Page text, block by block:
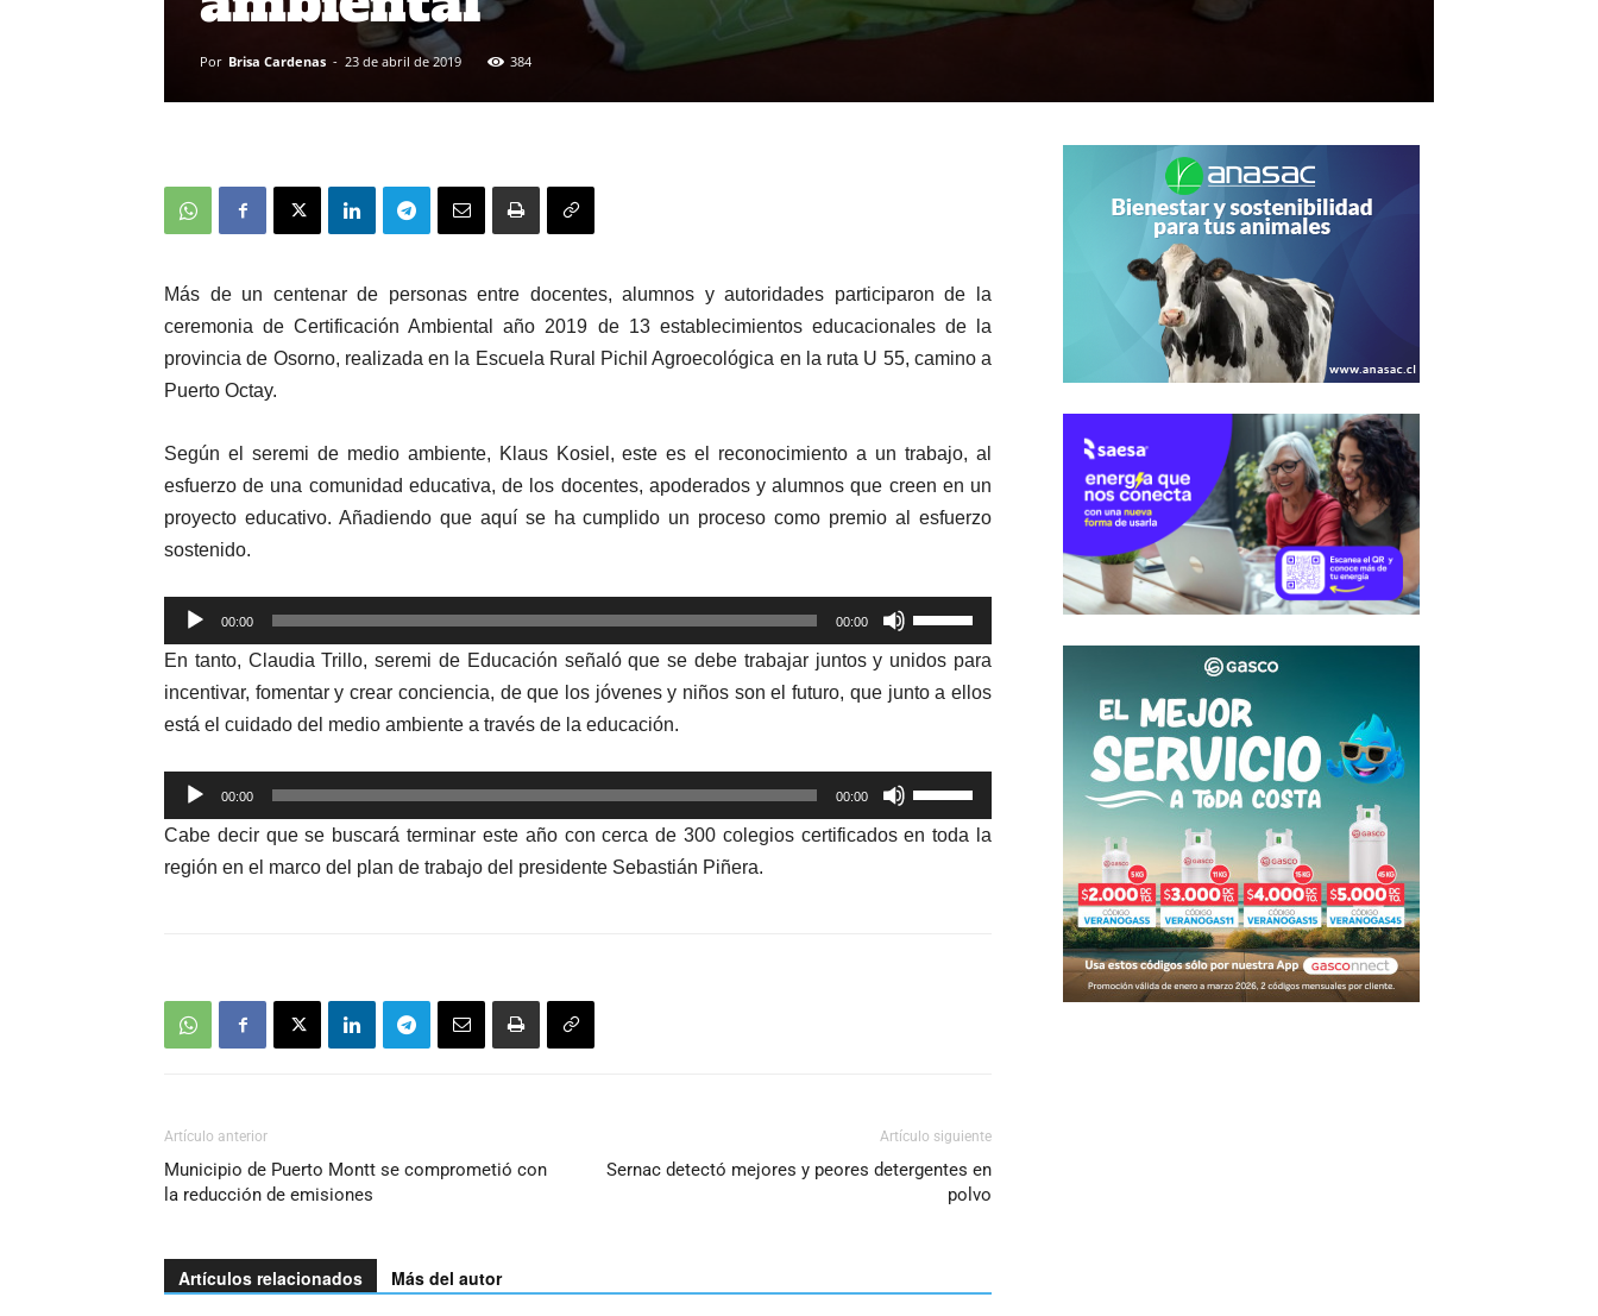
Por Brisa Cardenas - 23 de abril de 2019 384
Más de un centenar de personas entre docentes, alumnos y autoridades participaron de la
ceremonia de Certificación Ambiental año 2019 de 13 establecimientos educacionales de la
provincia de Osorno, realizada en la Escuela Rural Pichil Agroecológica en la ruta U 55, camino a
Puerto Octay.
Según el seremi de medio ambiente, Klaus Kosiel, este es el reconocimiento a un trabajo, al
esfuerzo de una comunidad educativa, de los docentes, apoderados y alumnos que creen en un
proyecto educativo. Añadiendo que aquí se ha cumplido un proceso como premio al esfuerzo
sostenido.
Reproductor
de
audio
00:00 00:00
las
teclas
de
para
aumentar
En tanto, Claudia Trillo, seremi de Educación señaló que se debe trabajar juntos y unidos para
incentivar, fomentar y crear conciencia, de que los jóvenes y niños son el futuro, que junto a ellos
está el cuidado del medio ambiente a través de la educación.
Reproductor
de
audio
00:00 00:00
las
teclas
Cabe decir que se buscará terminar este año con cerca de 300 colegios certificados en toda la
región en el marco del plan de trabajo del presidente Sebastián Piñera.
Artículo anterior
Municipio de Puerto Montt se comprometió con
la reducción de emisiones
Artículo siguiente
Sernac detectó mejores y peores detergentes en
polvo
Artículos relacionados Más del autor